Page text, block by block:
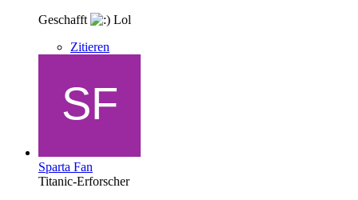
Geschafft
Lol
Zitieren
Sparta Fan
Titanic-Erforscher